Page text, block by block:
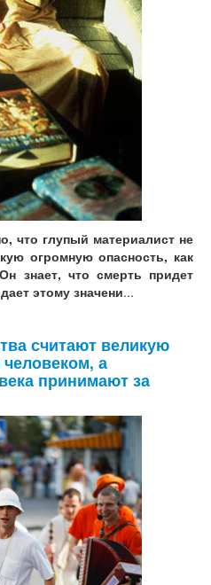
что глупый материалист не
огромную опасность, как
знает, что смерть придет
этому значени...
считают великую
а
принимают за